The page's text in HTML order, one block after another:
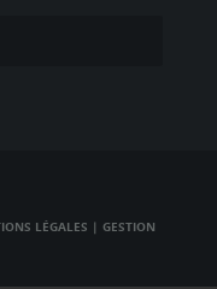
LÉGALES |GESTION